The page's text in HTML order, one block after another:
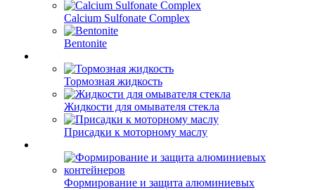
Calcium Sulfonate Complex
Bentonite
Тормозная жидкость
Жидкости для омывателя стекла
Присадки к моторному маслу
Формирование и защита алюминиевых